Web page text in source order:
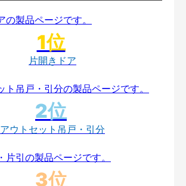
片開きドア
アウトセット吊戸・引分